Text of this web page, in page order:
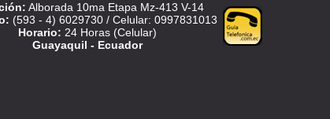
Alborada 10ma Etapa Mz-413 V-14
(593 - 4) 6029730 / Celular: 0997831013
Horario: 24 Horas (Celular)
Guayaquil - Ecuador